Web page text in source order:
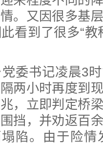
。又因很多基
看到了很多“教
书记凌晨3时
两小时再度到
，立即判定桥
挡，并劝返百
陷。由于险情